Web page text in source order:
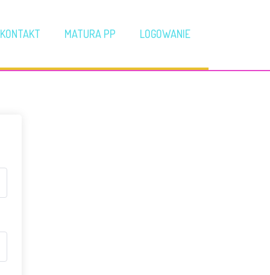
KONTAKT MATURA PP LOGOWANIE